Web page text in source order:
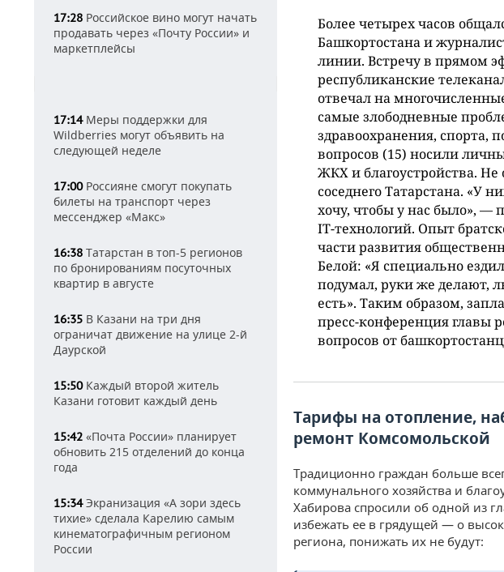
17:28 Российское вино могут начать
продавать через «Почту России» и
маркетплейсы
17:14Меры поддержки для
Wildberries могут объявить на
следующей неделе
17:00Россияне смогут покупать
билеты на транспорт через
мессенджер «Макс»
16:38 Татарстан в топ-5 регионов
по бронированиям посуточных
квартир в августе
16:35 В Казани на три дня
ограничат движение на улице 2-й
Даурской
15:50Каждый второй житель
Казани готовит каждый день
15:42 «Почта России» планирует
обновить 215 отделений до конца
года
15:34Экранизация «А зори здесь
тихие» сделала Карелию самым
кинематографичным регионом
России
Более четырех часов
Башкортостана и
линии. Встречу в прямом
республиканские
отвечал на
самые злободневные
здравоохранения, спорта,
вопросов (15) носили
ЖКХ и благоустройства. Не
соседнего Татарстана. «У
хочу, чтобы у нас было», —
IT-технологий. Опыт
части развития
Белой: «Я специально
подумал, руки же делают,
есть». Таким образом,
пресс-конференция главы
вопросов от
Тарифы на отопление,
ремонт Комсомольской
Традиционно граждан больше
коммунального хозяйства и
Хабирова спросили об одной из
избежать ее в грядущей — о
региона, понижать их не будут: